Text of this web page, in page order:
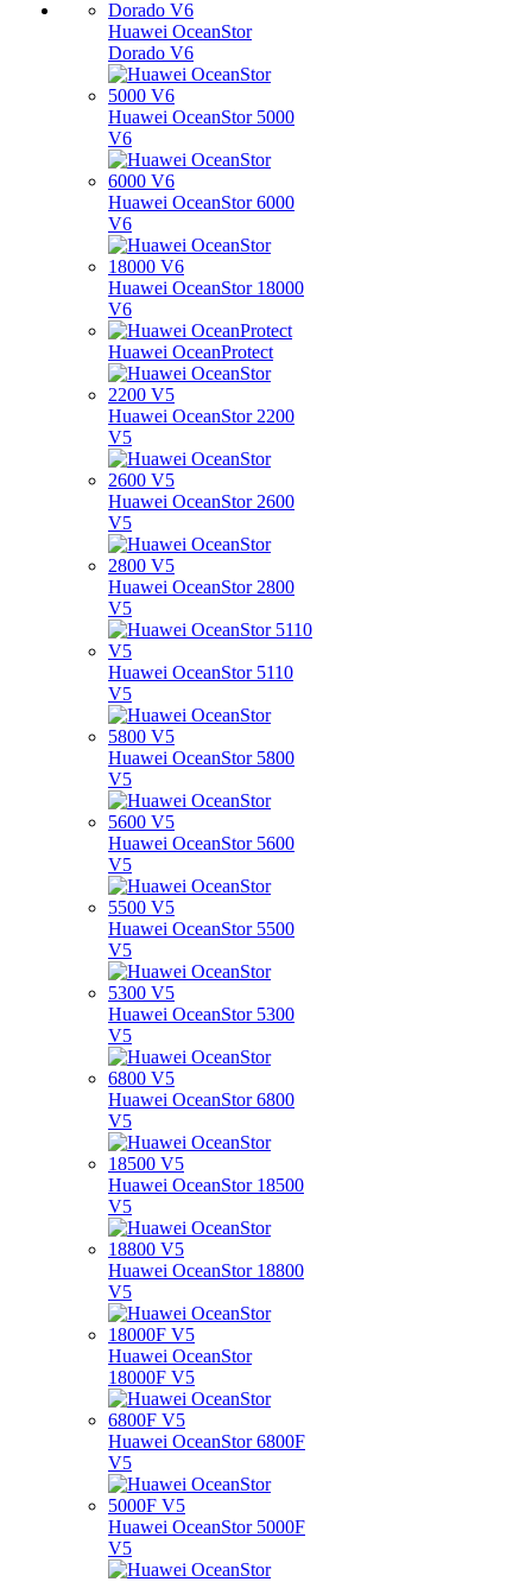
Huawei OceanStor
Dorado V6
Huawei OceanStor 5000
V6
Huawei OceanStor 6000
V6
Huawei OceanStor 18000
V6
Huawei OceanProtect
Huawei OceanStor 2200
V5
Huawei OceanStor 2600
V5
Huawei OceanStor 2800
V5
Huawei OceanStor 5110
V5
Huawei OceanStor 5800
V5
Huawei OceanStor 5600
V5
Huawei OceanStor 5500
V5
Huawei OceanStor 5300
V5
Huawei OceanStor 6800
V5
Huawei OceanStor 18500
V5
Huawei OceanStor 18800
V5
Huawei OceanStor
18000F V5
Huawei OceanStor 6800F
V5
Huawei OceanStor 5000F
V5